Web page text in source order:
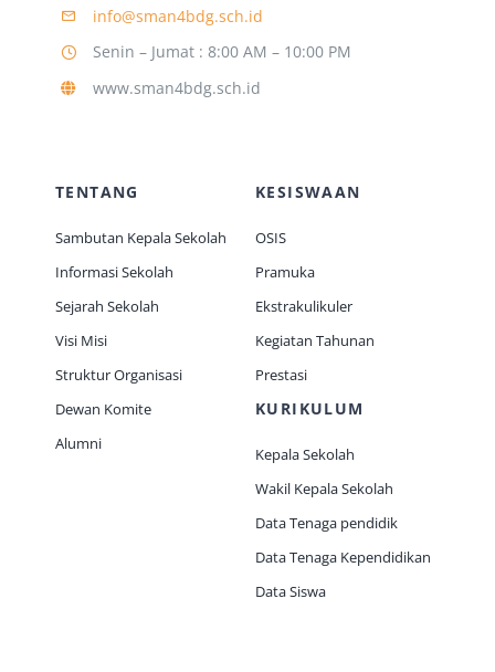
Jurnal
kontak
Siswa
Data Siswa
staf Sekolah
info@sman4bdg.sch.id
Senin – Jumat : 8:00 AM – 10:00 PM
www.sman4bdg.sch.id
TENTANG
Sambutan Kepala Sekolah
Informasi Sekolah
Sejarah Sekolah
Visi Misi
Struktur Organisasi
Dewan Komite
Alumni
KESISWAAN
OSIS
Pramuka
Ekstrakulikuler
Kegiatan Tahunan
Prestasi
KURIKULUM
Kepala Sekolah
Wakil Kepala Sekolah
Data Tenaga pendidik
Data Tenaga Kependidikan
Data Siswa